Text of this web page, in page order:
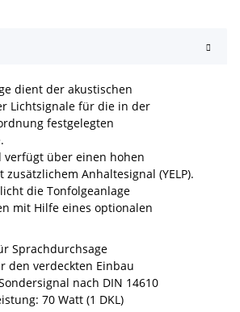
dient der akustischen
Lichtsignale für die in der
festgelegten
verfügt über einen hohen
Anhaltesignal (YELP).
die Tonfolgeanlage
mit Hilfe eines optionalen
Sprachdurchsage
den verdeckten Einbau
nach DIN 14610
70 Watt (1 DKL)